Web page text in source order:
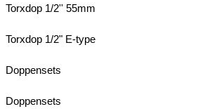
Torxdop 1/2'' 55mm
Torxdop 1/2" E-type
Doppensets
Doppensets